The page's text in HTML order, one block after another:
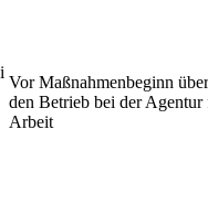
Vor Maßnahmenbeginn über
den Betrieb bei der Agentur
Arbeit